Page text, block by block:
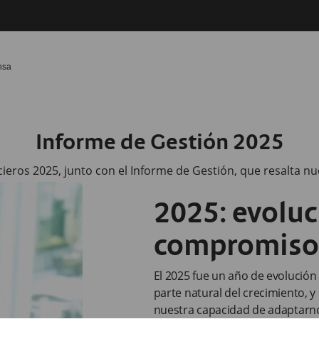
Informe de Gestión 2025
2025, junto con el Informe de Gestión, que resalta
2025:
El 2025 fue un año de
parte natural del crecimiento,
nuestra capacidad de